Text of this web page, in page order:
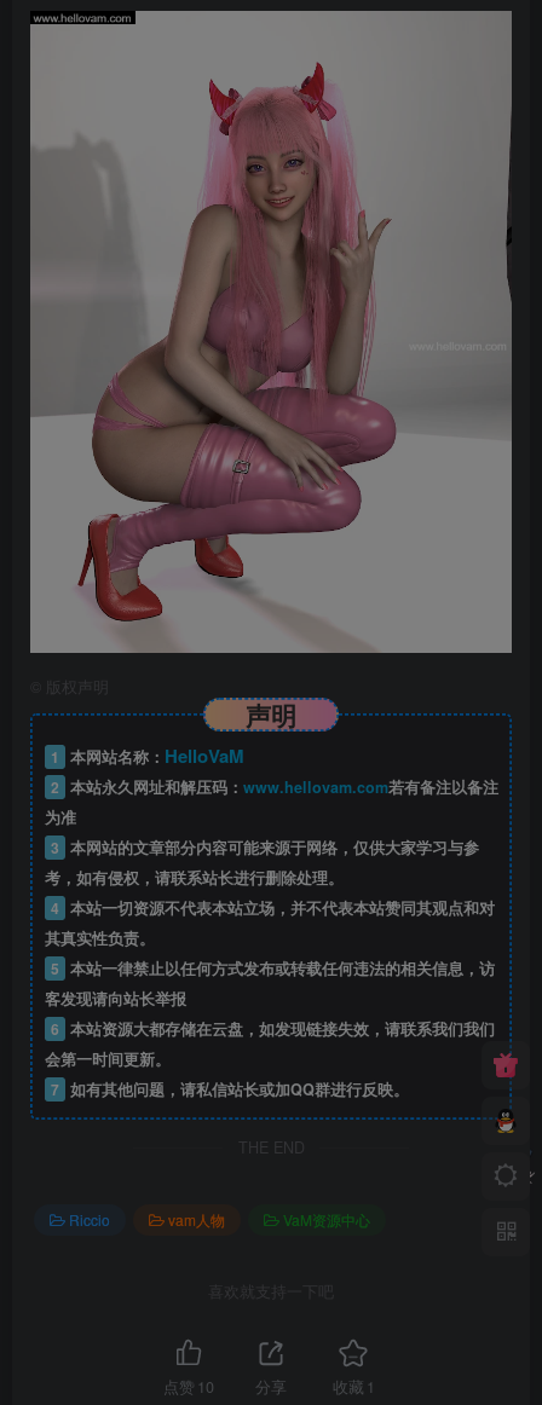
版权声明
声明
1 本网站名称： HelloVaM
2 本站永久网址和解压码： www.hellovam.com若有备注以备注
为准
3 本网站的文章部分内容可能来源于网络，仅供大家学习与参
考，如有侵权，请联系站长进行删除处理。
4 本站一切资源不代表本站立场，并不代表本站赞同其观点和对
其真实性负责。
5 本站一律禁止以任何方式发布或转载任何违法的相关信息，访
客发现请向站长举报
6 本站资源大都存储在云盘，如发现链接失效，请联系我们我们
会第一时间更新。
7 如有其他问题，请私信站长或加QQ群进行反映。
THE END
Riccio vam人物 VaM资源中心
喜欢就支持一下吧
点赞 10 分享 收藏 1